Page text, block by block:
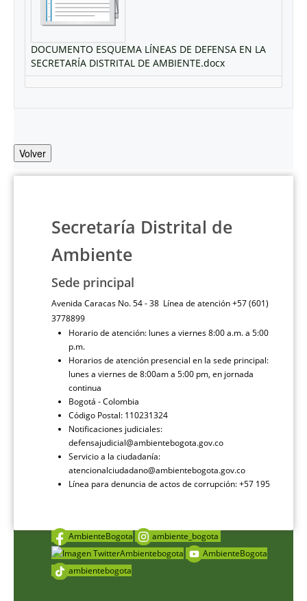
DOCUMENTO ESQUEMA LÍNEAS DE DEFENSA EN LA
SECRETARÍA DISTRITAL DE AMBIENTE.docx
Volver
Secretaría Distrital de
Ambiente
Sede principal
Avenida Caracas No. 54 - 38 Línea de atención +57 (601)
3778899
Horario de atención: lunes a viernes 8:00 a.m. a 5:00
p.m.
Horarios de atención presencial en la sede principal:
lunes a viernes de 8:00am a 5:00 pm, en jornada
continua
Bogotá - Colombia
Código Postal: 110231324
Notificaciones judiciales:
defensajudicial@ambientebogota.gov.co
Servicio a la ciudadanía:
atencionalciudadano@ambientebogota.gov.co
Línea para denuncia de actos de corrupción: +57 195
AmbienteBogota
ambiente_bogota
Ambientebogota
AmbienteBogota
ambientebogota